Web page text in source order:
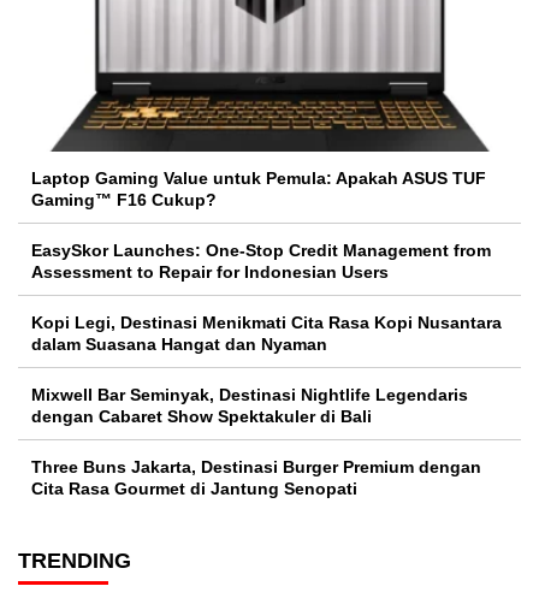
Laptop Gaming Value untuk Pemula: Apakah ASUS TUF
Gaming™ F16 Cukup?
EasySkor Launches: One-Stop Credit Management from
Assessment to Repair for Indonesian Users
Kopi Legi, Destinasi Menikmati Cita Rasa Kopi Nusantara
dalam Suasana Hangat dan Nyaman
Mixwell Bar Seminyak, Destinasi Nightlife Legendaris
dengan Cabaret Show Spektakuler di Bali
Three Buns Jakarta, Destinasi Burger Premium dengan
Cita Rasa Gourmet di Jantung Senopati
TRENDING